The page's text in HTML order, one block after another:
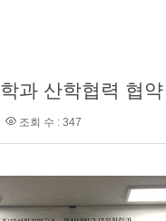
과 산학협력 협
조회 수 : 347